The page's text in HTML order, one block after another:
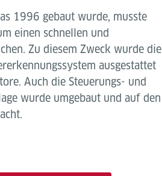
1996 gebaut wurde, musste
einen schnellen und
Zu diesem Zweck wurde die
ausgestattet
Auch die Steuerungs- und
wurde umgebaut und auf den